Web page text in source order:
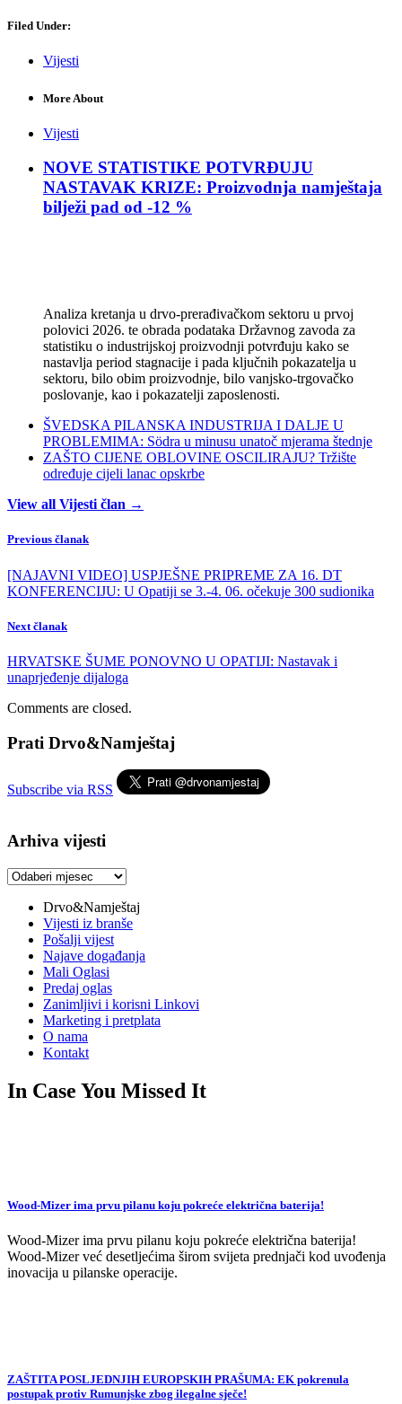
Filed Under:
Vijesti
More About
Vijesti
NOVE STATISTIKE POTVRĐUJU
NASTAVAK KRIZE: Proizvodnja namještaja
bilježi pad od -12 %
Analiza kretanja u drvo-prerađivačkom sektoru u prvoj
polovici 2026. te obrada podataka Državnog zavoda za
statistiku o industrijskoj proizvodnji potvrđuju kako se
nastavlja period stagnacije i pada ključnih pokazatelja u
sektoru, bilo obim proizvodnje, bilo vanjsko-trgovačko
poslovanje, kao i pokazatelji zaposlenosti.
ŠVEDSKA PILANSKA INDUSTRIJA I DALJE U
PROBLEMIMA: Södra u minusu unatoč mjerama štednje
ZAŠTO CIJENE OBLOVINE OSCILIRAJU? Tržište
određuje cijeli lanac opskrbe
View all Vijesti član →
Previous članak
[NAJAVNI VIDEO] USPJEŠNE PRIPREME ZA 16. DT
KONFERENCIJU: U Opatiji se 3.-4. 06. očekuje 300 sudionika
Next članak
HRVATSKE ŠUME PONOVNO U OPATIJI: Nastavak i
unaprjeđenje dijaloga
Comments are closed.
Prati Drvo&Namještaj
Subscribe via RSS
Arhiva vijesti
Arhiva
Drvo&Namještaj
Vijesti iz branše
Pošalji vijest
Najave događanja
Mali Oglasi
Predaj oglas
Zanimljivi i korisni Linkovi
Marketing i pretplata
O nama
Kontakt
In Case You Missed It
Wood-Mizer ima prvu pilanu koju pokreće električna baterija!
Wood-Mizer ima prvu pilanu koju pokreće električna baterija!
Wood-Mizer već desetljećima širom svijeta prednjači kod uvođenja
inovacija u pilanske operacije.
ZAŠTITA POSLJEDNJIH EUROPSKIH PRAŠUMA: EK pokrenula
postupak protiv Rumunjske zbog ilegalne sječe!